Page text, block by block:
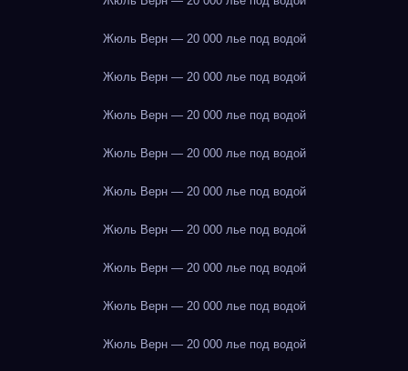
Жюль Верн — 20 000 лье под водой
Жюль Верн — 20 000 лье под водой
Жюль Верн — 20 000 лье под водой
Жюль Верн — 20 000 лье под водой
Жюль Верн — 20 000 лье под водой
Жюль Верн — 20 000 лье под водой
Жюль Верн — 20 000 лье под водой
Жюль Верн — 20 000 лье под водой
Жюль Верн — 20 000 лье под водой